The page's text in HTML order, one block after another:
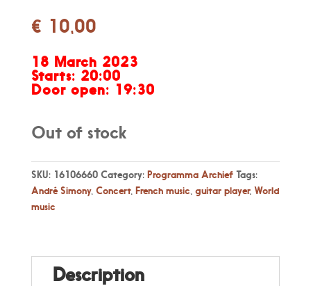
€ 10,00
18 March 2023
Starts: 20:00
Door open: 19:30
Out of stock
SKU: 16106660 Category: Programma Archief Tags:
André Simony, Concert, French music guitar player, World
music
Description